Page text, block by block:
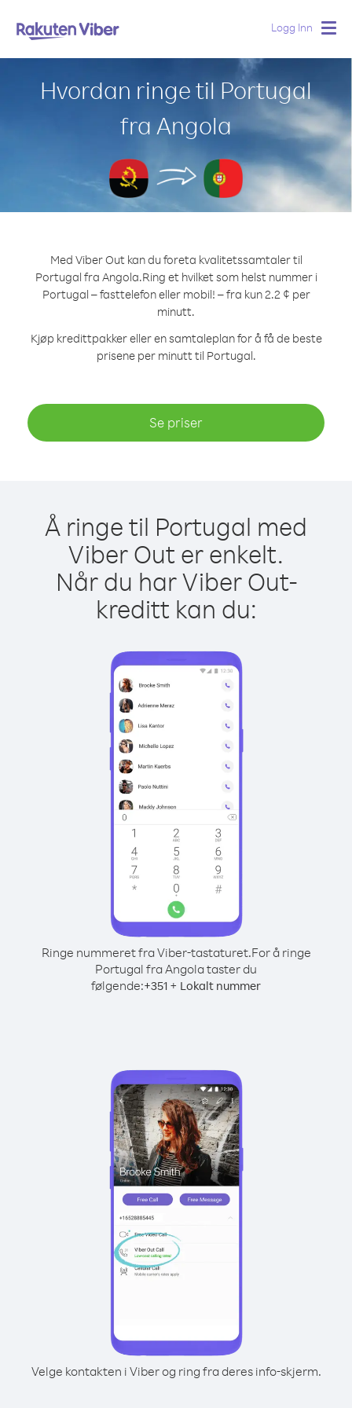
Logg Inn
Hvordan ringe til Portugal
fra Angola
Med Viber Out kan du foreta kvalitetssamtaler til
Portugal fra Angola.Ring et hvilket som helst nummer i
Portugal – fasttelefon eller mobil! – fra kun 2.2 ¢ per
minutt.
Kjøp kredittpakker eller en samtaleplan for å få de beste
prisene per minutt til Portugal.
Se priser
Å ringe til Portugal med
Viber Out er enkelt.
Når du har Viber Out-
kreditt kan du:
Ringe nummeret fra Viber-tastaturet.For å ringe
Portugal fra Angola taster du
følgende:+351 + Lokalt nummer
Velge kontakten i Viber og ring fra deres info-skjerm.